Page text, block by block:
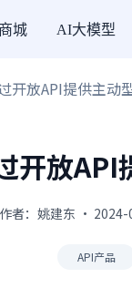
城 AI大模型
开放API提供主动
开放
作者：姚建东 ·
API产品